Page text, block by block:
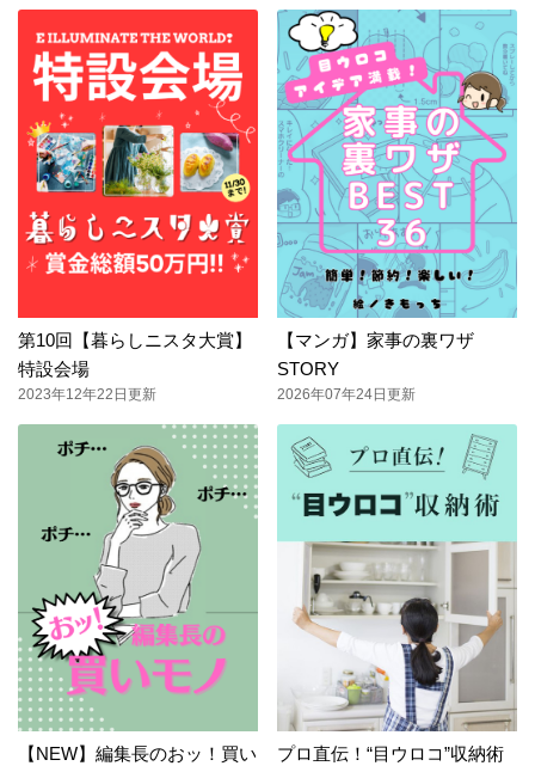
第10回【暮らしニスタ大賞】
特設会場
2023年12年22日更新
【マンガ】家事の裏ワザ
STORY
2026年07年24日更新
【NEW】編集長のおッ！買い
プロ直伝！“目ウロコ”収納術